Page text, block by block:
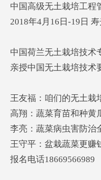
中国高级无土栽培工程
2018年4月16日-19日
中国荷兰无土栽培技术
亲授中国无土栽培技术
王友福：咱们的无土栽
高翔：蔬菜育苗和种黄
李亮：蔬菜病虫害防治
王守平：盆栽蔬菜更赚
报名电话18669566989